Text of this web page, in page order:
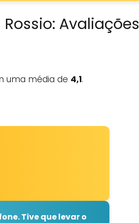
Avaliações
uma média de 4,1.
Tive que levar o